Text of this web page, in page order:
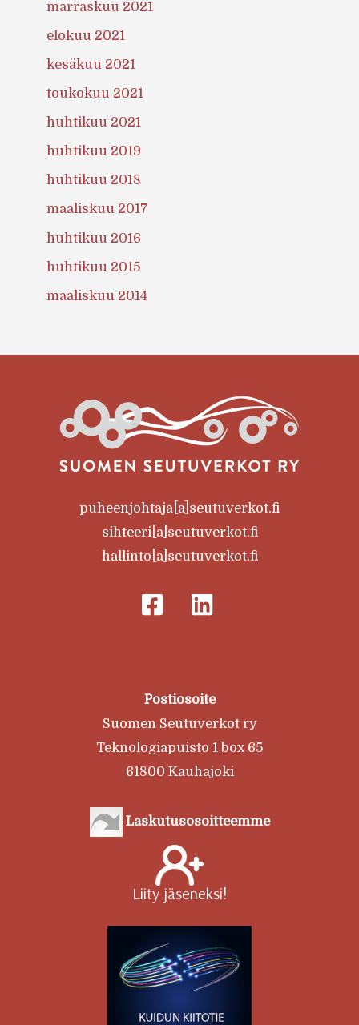
marraskuu 2021
elokuu 2021
kesäkuu 2021
toukokuu 2021
huhtikuu 2021
huhtikuu 2019
huhtikuu 2018
maaliskuu 2017
huhtikuu 2016
huhtikuu 2015
maaliskuu 2014
puheenjohtaja[a]seutuverkot.fi
sihteeri[a]seutuverkot.fi
hallinto[a]seutuverkot.fi
Postiosoite
Suomen Seutuverkot ry
Teknologiapuisto 1 box 65
61800 Kauhajoki
Laskutusosoitteemme
Liity jäseneksi!